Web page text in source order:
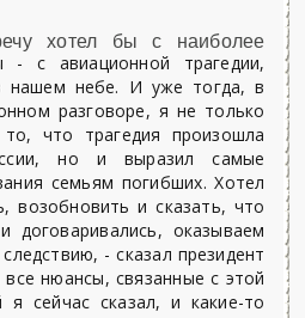
хотел бы с наиболее
- с авиационной трагедии,
нашем небе. И уже тогда, в
разговоре, я не только
что трагедия произошла
но и выразил самые
семьям погибших. Хотел
возобновить и сказать, что
договаривались, оказываем
- сказал президент
нюансы, связанные с этой
я сейчас сказал, и какие-то